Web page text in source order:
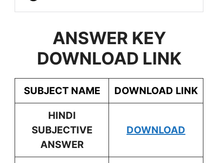
ANSWER KEY
DOWNLOAD LINK
SUBJECT NAME DOWNLOAD LINK
HINDI
SUBJECTIVE
ANSWER
DOWNLOAD